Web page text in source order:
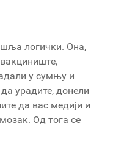
логички. Она,
у сумњу и
урадите, донели
да вас медији и
Од тога се